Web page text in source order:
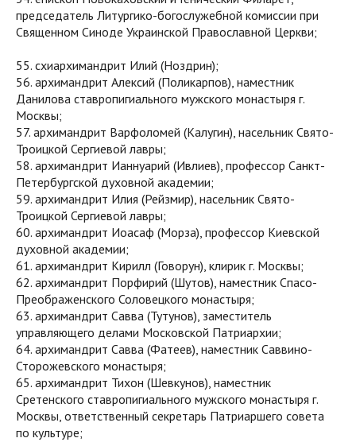
председатель Литургико-богослужебной комиссии при
Священном Синоде Украинской Православной Церкви;
55. схиархимандрит Илий (Ноздрин);
56. архимандрит Алексий (Поликарпов), наместник
Данилова ставропигиального мужского монастыря г.
Москвы;
57. архимандрит Варфоломей (Калугин), насельник Свято-
Троицкой Сергиевой лавры;
58. архимандрит Ианнуарий (Ивлиев), профессор Санкт-
Петербургской духовной академии;
59. архимандрит Илия (Рейзмир), насельник Свято-
Троицкой Сергиевой лавры;
60. архимандрит Иоасаф (Морза), профессор Киевской
духовной академии;
61. архимандрит Кирилл (Говорун), клирик г. Москвы;
62. архимандрит Порфирий (Шутов), наместник Спасо-
Преображенского Соловецкого монастыря;
63. архимандрит Савва (Тутунов), заместитель
управляющего делами Московской Патриархии;
64. архимандрит Савва (Фатеев), наместник Саввино-
Сторожевского монастыря;
65. архимандрит Тихон (Шевкунов), наместник
Сретенского ставропигиального мужского монастыря г.
Москвы, ответственный секретарь Патриаршего совета
по культуре;